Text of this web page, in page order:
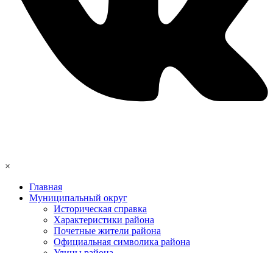
×
Главная
Муниципальный округ
Историческая справка
Характеристики района
Почетные жители района
Официальная символика района